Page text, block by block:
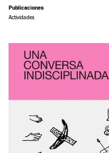
Publicaciones
Actividades